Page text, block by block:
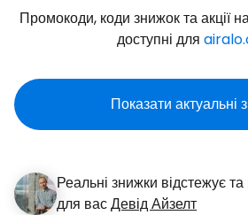
Промокоди, коди знижок та акції
доступні для
Показати актуальні
Реальні знижки відстежує
для васДевід Айзелт
Продовжуйте у
Продовжити з